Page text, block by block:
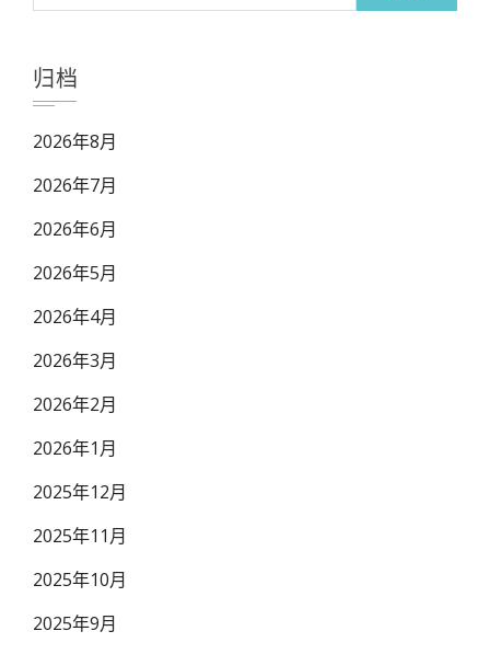
归档
2026年8月
2026年7月
2026年6月
2026年5月
2026年4月
2026年3月
2026年2月
2026年1月
2025年12月
2025年11月
2025年10月
2025年9月